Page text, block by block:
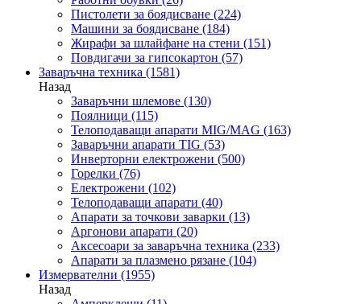
Пистолети за боядисване (224)
Машини за боядисване (184)
Жирафи за шлайфане на стени (151)
Повдигачи за гипсокартон (57)
Заваръчна техника (1581)
Назад
Заваръчни шлемове (130)
Поялници (115)
Телоподаващи апарати MIG/MAG (163)
Заваръчни апарати TIG (53)
Инверторни електрожени (500)
Горелки (76)
Електрожени (102)
Телоподаващи апарати (40)
Апарати за точкови заварки (13)
Аргонови апарати (20)
Аксесоари за заваръчна техника (233)
Апарати за плазмено рязане (104)
Измервателни (1955)
Назад